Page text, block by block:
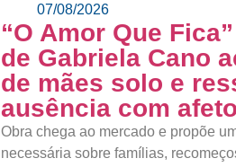
07/08/2026
“O Amor Que
de Gabriela Cano
de mães solo e
ausência com afeto
Obra chega ao mercado e propõe
necessária sobre famílias,